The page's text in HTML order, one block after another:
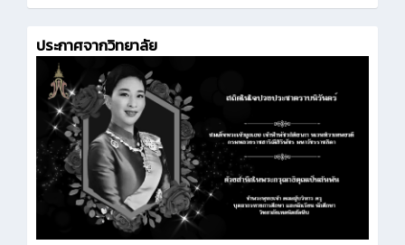
ประกาศจากวิทยาลัย